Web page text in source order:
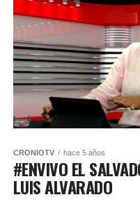
CRONIOTV hace 5 años
#ENVIVO EL
LUIS ALVARADO